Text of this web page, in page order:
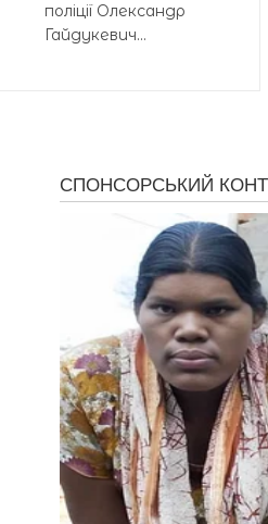
поліції Олександр
Гайдукевич...